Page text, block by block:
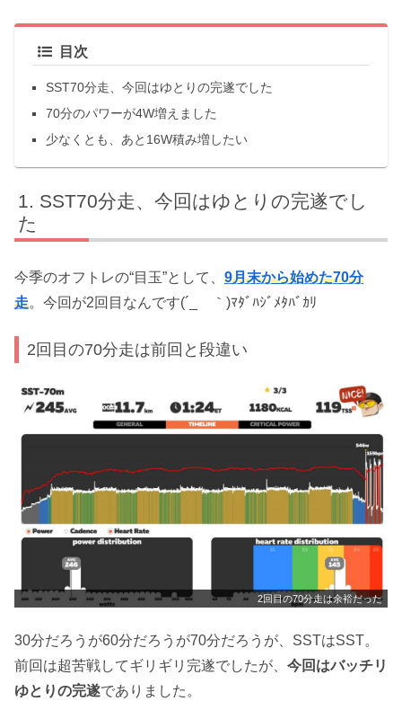
目次
SST70分走、今回はゆとりの完遂でした
70分のパワーが4W増えました
少なくとも、あと16W積み増したい
SST70分走、今回はゆとりの完遂でし
た
今季のオフトレの“目玉”として、 9月末から始めた70分
走。今回が2回目なんです(´_ゝ｀)ﾏﾀﾞﾊｼﾞﾒﾀﾊﾞｶﾘ
2回目の70分走は前回と段違い
2回目の70分走は余裕だった
30分だろうが60分だろうが70分だろうが、SSTはSST。
前回は超苦戦してギリギリ完遂でしたが、 今回はバッチリ
ゆとりの完遂でありました。